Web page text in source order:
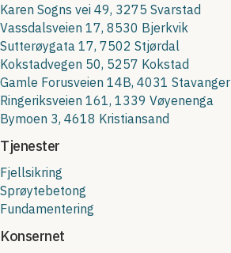
Karen Sogns vei 49, 3275 Svarstad
Vassdalsveien 17, 8530 Bjerkvik
Sutterøygata 17, 7502 Stjørdal
Kokstadvegen 50, 5257 Kokstad
Gamle Forusveien 14B, 4031 Stavanger
Ringeriksveien 161, 1339 Vøyenenga
Bymoen 3, 4618 Kristiansand
Tjenester
Fjellsikring
Sprøytebetong
Fundamentering
Konsernet